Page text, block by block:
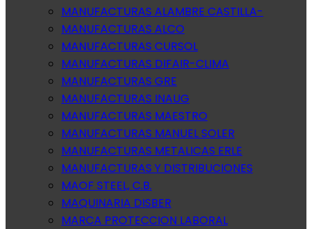
MANUFACTURAS ALAMBRE CASTILLA-
MANUFACTURAS ALCO
MANUFACTURAS CURSOL
MANUFACTURAS DIFAIR-CLIMA
MANUFACTURAS GRE
MANUFACTURAS INAUG
MANUFACTURAS MAESTRO
MANUFACTURAS MANUEL SOLER
MANUFACTURAS METALICAS ERLE
MANUFACTURAS Y DISTRIBUCIONES
MAOF STEEL, C.B.
MAQUINARIA DISBER
MARCA PROTECCION LABORAL